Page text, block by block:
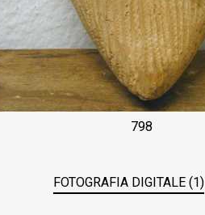
798
FOTOGRAFIA DIGITALE (1)